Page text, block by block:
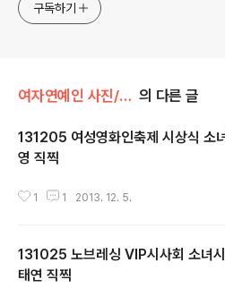
구독하기
여자연예인 사진/소녀시대 의 다른 글
131205 여성영화인축제 시상식 소
영 직찍
1 1 2013. 12. 5.
131025 노브레싱 VIP시사회 소녀
태연 직찍